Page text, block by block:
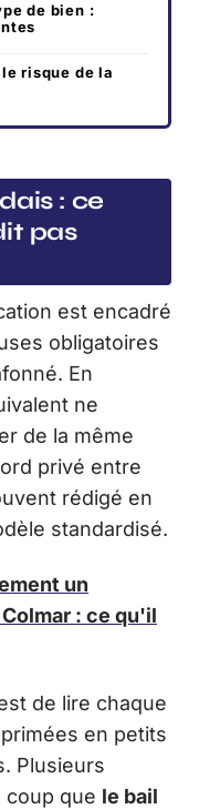
de bien :
risque de la
: ce
pas
est encadré
obligatoires
En
ne
de la même
privé entre
rédigé en
standardisé.
un
: ce qu'il
de lire chaque
en petits
Plusieurs
coup que le bail